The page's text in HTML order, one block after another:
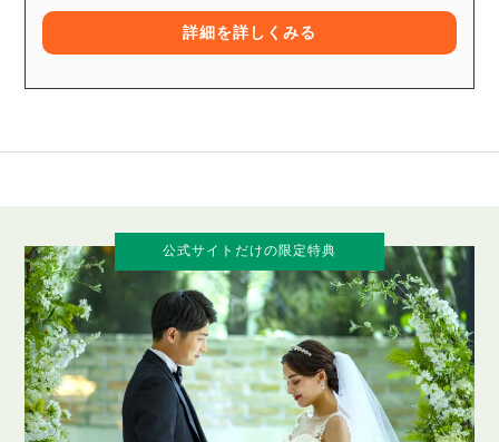
詳細を詳しくみる
公式サイトだけの限定特典